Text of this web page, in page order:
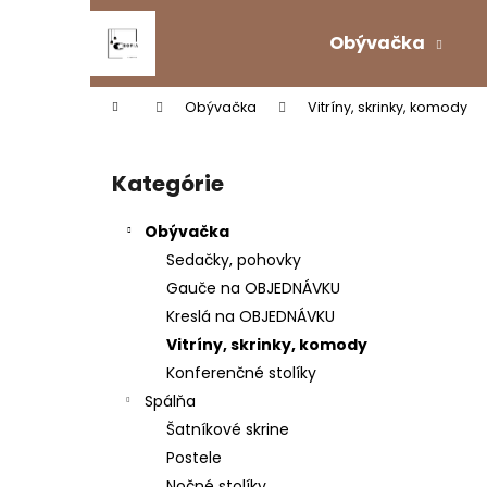
Obývačka
Domov Obývačka Vitríny, skrinky, komody
Preskočiť
kategórie
Kategórie
Obývačka
Sedačky, pohovky
Gauče na OBJEDNÁVKU
Kreslá na OBJEDNÁVKU
Vitríny, skrinky, komody
Konferenčné stolíky
Spálňa
Šatníkové skrine
Postele
Späť
Späť
ROZKLADACÍ KERAMICKÝ STÔL